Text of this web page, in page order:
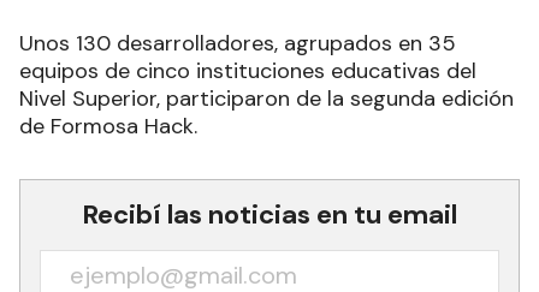
Unos 130 desarrolladores, agrupados en 35
equipos de cinco instituciones educativas del
Nivel Superior, participaron de la segunda edición
de Formosa Hack.
Recibí las noticias en tu email